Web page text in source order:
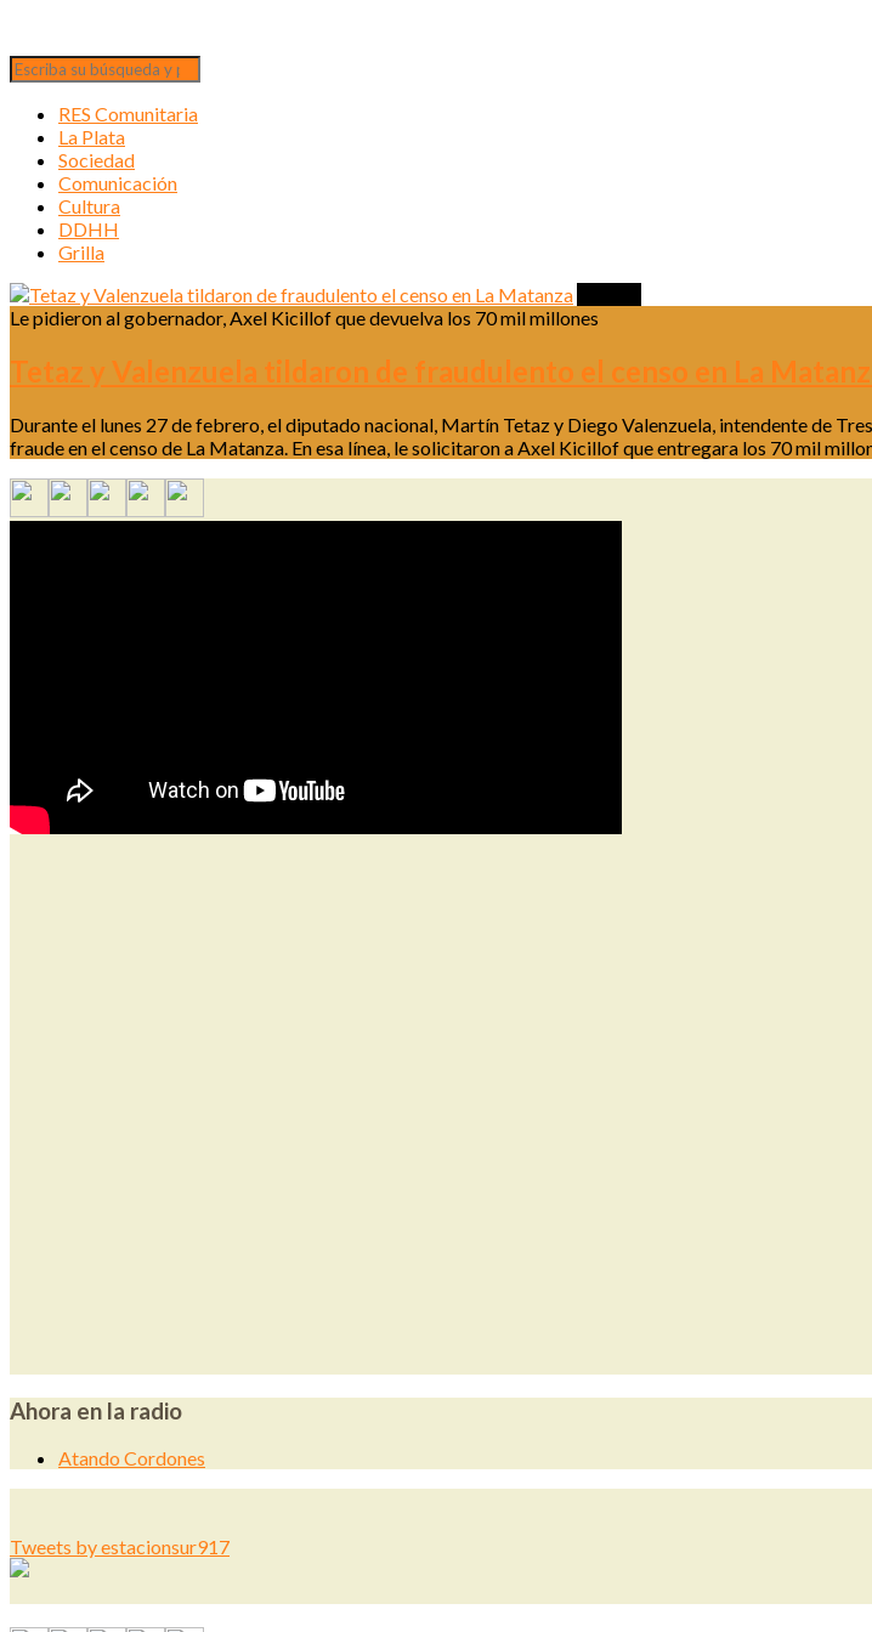
RES Comunitaria
La Plata
Sociedad
Comunicación
Cultura
DDHH
Grilla
Le pidieron al gobernador, Axel Kicillof que devuelva los 70 mil millones
Tetaz y Valenzuela tildaron de fraudulento el censo en La
Durante el lunes 27 de febrero, el diputado nacional, Martín Tetaz y Diego Valenzuela, intendente de
fraude en el censo de La Matanza. En esa línea, le solicitaron a Axel Kicillof que entregara los 70 mil
Ahora en la radio
Atando Cordones
Tweets by estacionsur917